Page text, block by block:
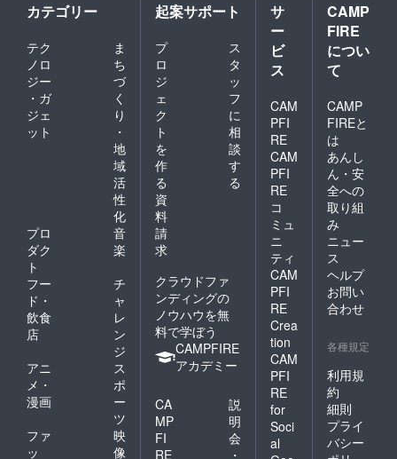
カテゴリー
テク
ノロ
ジー
・ガ
ジェ
ット
ま
ち
づ
く
り
・
地
域
活
性
化
プロ
ダク
ト
音
楽
フー
ド・
飲食
店
チ
ャ
レ
ン
ジ
アニ
メ・
漫画
ス
ポ
ー
ツ
ファ
ッ
映
像
起案サポート
プ
ロ
ジ
ェ
ク
ト
を
作
る
ス
タ
ッ
フ
に
相
談
す
る
資
料
請
求
クラウドファ
ンディングの
ノウハウを無
料で学ぼう
CAMPFIRE
アカデミー
CA
MP
FI
RE
説
明
会
・
サ
ー
ビ
ス
CAM
PFI
RE
CAM
PFI
RE
コ
ミュ
ニ
ティ
CAM
PFI
RE
Crea
tion
CAM
PFI
RE
for
Soci
al
CAMP
FIRE
につい
て
CAMP
FIREと
は
あんし
ん・安
全への
取り組
み
ニュー
ス
ヘルプ
お問い
合わせ
各種規定
利用規
約
細則
プライ
バシー